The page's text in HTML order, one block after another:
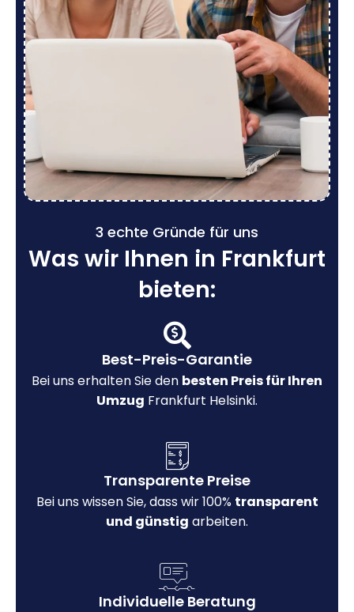
3 echte Gründe für uns
Was wir Ihnen in Frankfurt
bieten:
Best-Preis-Garantie
Bei uns erhalten Sie den besten Preis für Ihren
Umzug Frankfurt Helsinki.
Transparente Preise
Bei uns wissen Sie, dass wir 100% transparent
und günstig arbeiten.
Individuelle Beratung